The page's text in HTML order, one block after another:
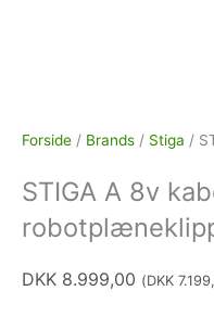
Forside / Brands / Stiga /
STIGA A 8v
DKK 8.999,00 (DKK